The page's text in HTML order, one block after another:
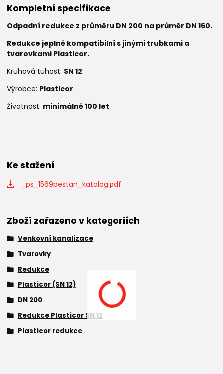
Kompletní specifikace
Odpadní redukce z průměru DN 200 na průměr DN 160.
Redukce jeplně kompatibilní s jinými trubkami a
tvarovkami Plasticor.
Kruhová tuhost: SN 12
Výrobce: Plasticor
Životnost: minimálně 100 let
Ke stažení
_ps_1569pestan_katalog.pdf
Zboží zařazeno v kategoriích
Venkovní kanalizace
Tvarovky
Redukce
Plasticor (SN 12)
DN 200
Redukce Plasticor SN 12
Plasticor redukce